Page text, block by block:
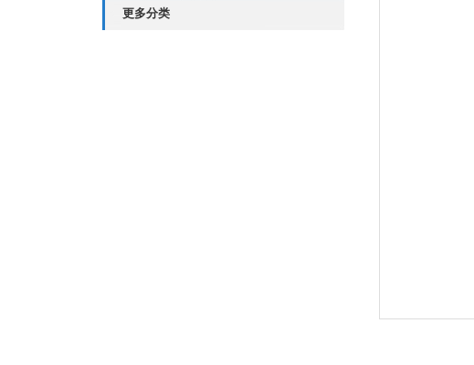
更多分类